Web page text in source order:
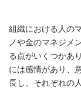
組織における人の
ノや金のマネジメ
る点がいくつかあ
には感情があり、
長し、それぞれの